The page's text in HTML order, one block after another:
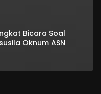
Bicara Soal
Oknum ASN